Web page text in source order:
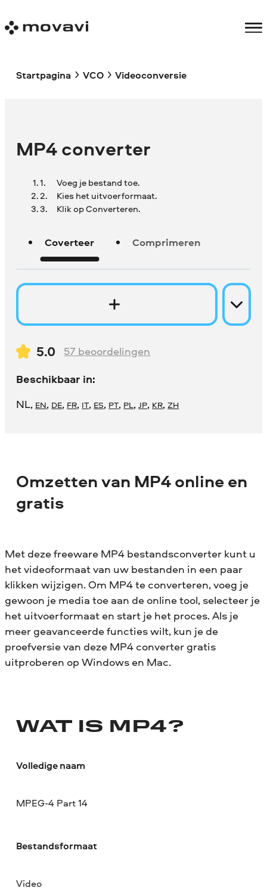
Startpagina VCO Videoconversie
MP4 converter
Voeg je bestand toe.
Kies het uitvoerformaat.
Klik op Converteren.
Coverteer Comprimeren
5.0 57 beoordelingen
Beschikbaar in:
NL, EN, DE, FR, IT, ES, PT, PL,JP, KR,ZH
Omzetten van MP4 online en
gratis
Met deze freeware MP4 bestandsconverter kunt u
het videoformaat van uw bestanden in een paar
klikken wijzigen. Om MP4 te converteren, voeg je
gewoon je media toe aan de online tool, selecteer je
het uitvoerformaat en start je het proces. Als je
meer geavanceerde functies wilt, kun je de
proefversie van deze MP4 converter gratis
uitproberen op Windows en Mac.
WAT IS MP4?
Volledige naam
MPEG-4 Part 14
Bestandsformaat
Video